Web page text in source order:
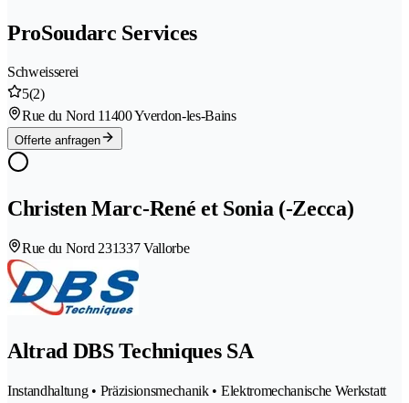
ProSoudarc Services
Schweisserei
5(2)
Rue du Nord 11400 Yverdon-les-Bains
Offerte anfragen
Christen Marc-René et Sonia (-Zecca)
Rue du Nord 231337 Vallorbe
Altrad DBS Techniques SA
Instandhaltung • Präzisionsmechanik • Elektromechanische Werkstatt